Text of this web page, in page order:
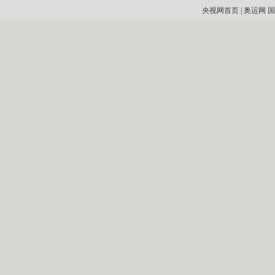
央视网首页| 奥运网